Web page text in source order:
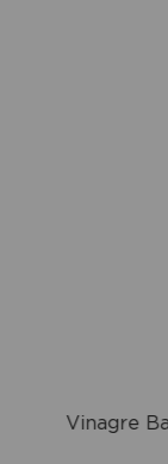
Vinagre